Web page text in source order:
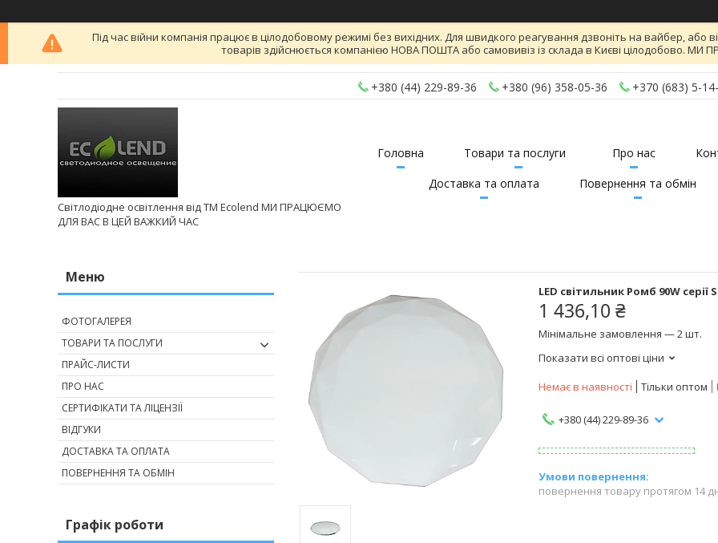
Під час війни компанія працює в цілодобовому режимі без вихідних. Для швидкого реагування дзвоніть на вайбер, або
товарів здійснюється компанією НОВА ПОШТА або самовивіз із склада в Києві цілодобово.
+380 (44) 229-89-36 +380 (96) 358-05-36 +370 (683) 5-
Світлодіодне освітлення від ТМ Ecolend МИ ПРАЦЮЄМО
ДЛЯ ВАС В ЦЕЙ ВАЖКИЙ ЧАС
Головна Товари та послуги Про нас
Доставка та оплата
Повернення та обмін
LED світильник Ромб 90W серії
1 436,10 ₴
Мінімальне замовлення — 2 шт.
Показати всі оптові ціни
Немає в наявності
Тільки оптом
+380 (44) 229-89-36
повернення товару протягом 14
ФОТОГАЛЕРЕЯ
ТОВАРИ ТА ПОСЛУГИ
ПРАЙС-ЛИСТИ
ПРО НАС
СЕРТИФІКАТИ ТА ЛІЦЕНЗІЇ
ВІДГУКИ
ДОСТАВКА ТА ОПЛАТА
ПОВЕРНЕННЯ ТА ОБМІН
Графік роботи